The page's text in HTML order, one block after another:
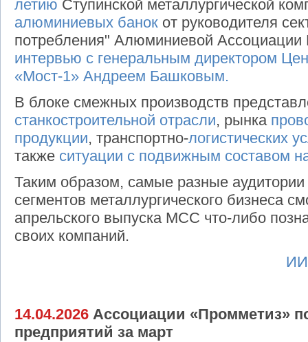
летию Ступинской металлургической
алюминиевых банок от руководителя
потребления" Алюминиевой Ассоциации
интервью с генеральным директором
«Мост-1» Андреем Башковым.
В блоке смежных производств
станкостроительной отрасли, рынка
продукции, транспортно-логистических
также ситуации с подвижным составом
Таким образом, самые разные аудитории
сегментов металлургического бизнеса
апрельского выпуска МСС что-либо
своих компаний.
14.04.2026 Ассоциации «Промметиз»
предприятий за март